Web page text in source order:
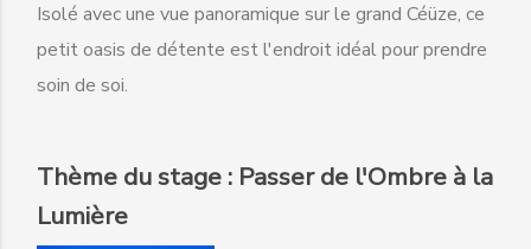
Isolé avec une vue panoramique sur le grand Céüze, ce
petit oasis de détente est l'endroit idéal pour prendre
soin de soi.
Thème du stage : Passer de l'Ombre à la
Lumière